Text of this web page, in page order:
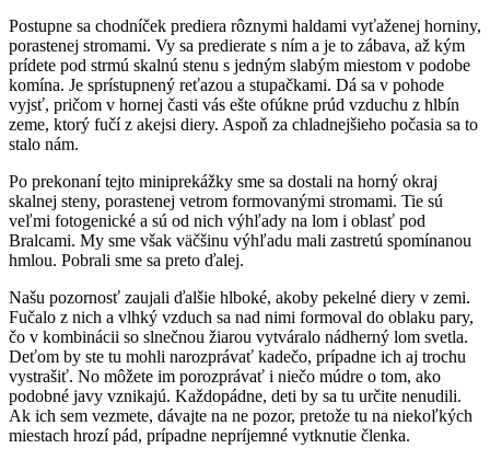
Postupne sa chodníček prediera rôznymi haldami vyťaženej horniny,
porastenej stromami. Vy sa predierate s ním a je to zábava, až kým
prídete pod strmú skalnú stenu s jedným slabým miestom v podobe
komína. Je sprístupnený reťazou a stupačkami. Dá sa v pohode
vyjsť, pričom v hornej časti vás ešte ofúkne prúd vzduchu z hlbín
zeme, ktorý fučí z akejsi diery. Aspoň za chladnejšieho počasia sa to
stalo nám.
Po prekonaní tejto miniprekážky sme sa dostali na horný okraj
skalnej steny, porastenej vetrom formovanými stromami. Tie sú
veľmi fotogenické a sú od nich výhľady na lom i oblasť pod
Bralcami. My sme však väčšinu výhľadu mali zastretú spomínanou
hmlou. Pobrali sme sa preto ďalej.
Našu pozornosť zaujali ďalšie hlboké, akoby pekelné diery v zemi.
Fučalo z nich a vlhký vzduch sa nad nimi formoval do oblaku pary,
čo v kombinácii so slnečnou žiarou vytváralo nádherný lom svetla.
Deťom by ste tu mohli narozprávať kadečo, prípadne ich aj trochu
vystrašiť. No môžete im porozprávať i niečo múdre o tom, ako
podobné javy vznikajú. Každopádne, deti by sa tu určite nenudili.
Ak ich sem vezmete, dávajte na ne pozor, pretože tu na niekoľkých
miestach hrozí pád, prípadne nepríjemné vytknutie členka.